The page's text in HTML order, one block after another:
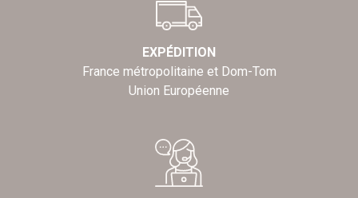
EXPÉDITION
France métropolitaine et Dom-Tom
Union Européenne